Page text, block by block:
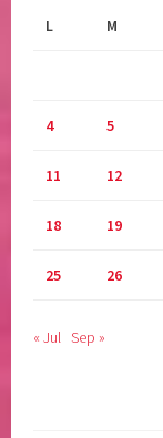
L
M
4 5
11 12
18 19
25 26
« Jul Sep »